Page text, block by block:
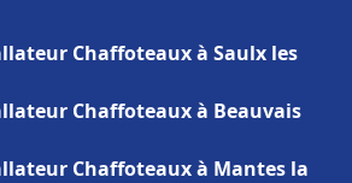
Chaffoteaux à Saulx les
Chaffoteaux à Beauvais
Chaffoteaux à Mantes la